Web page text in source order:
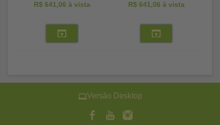
R$ 641,06 à vista R$ 641,06 à vista
Versão Desktop